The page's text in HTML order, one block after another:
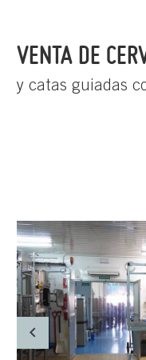
VENTA DE
y catas guiadas